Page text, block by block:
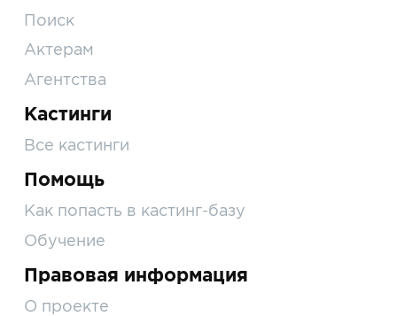
Поиск
Актерам
Агентства
Кастинги
Все кастинги
Помощь
Как попасть в кастинг-базу
Обучение
Правовая информация
О проекте